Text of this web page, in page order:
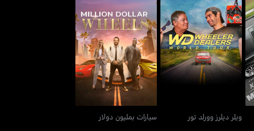
ويلر ديلرز وورلد تور
ويلر ديلرز وورلد تور
سيارات بمليون دولار
سيارات بمليون دولار